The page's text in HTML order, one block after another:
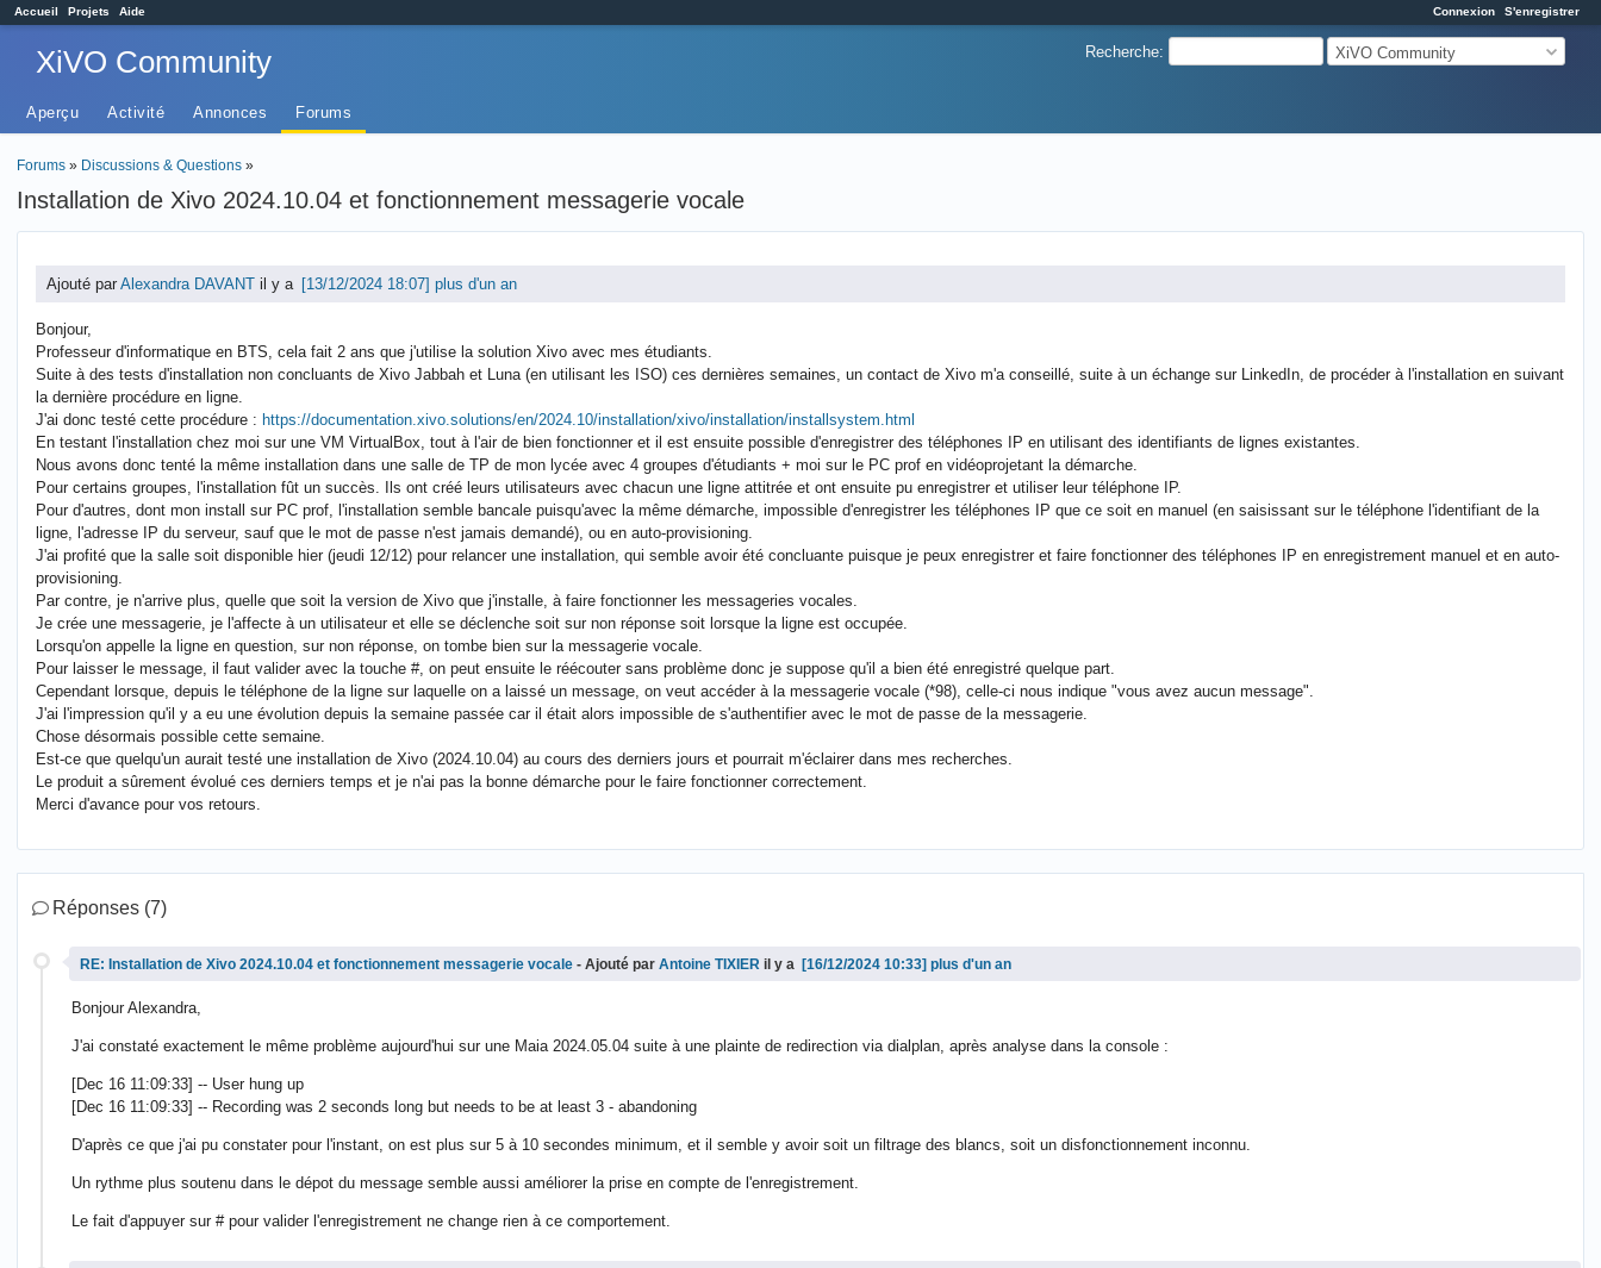
Connexion S'enregistrer
Accueil Projets Aide
Recherche: XiVO Community
XiVO Community
Aperçu Activité Annonces Forums
Forums » Discussions & Questions »
Installation de Xivo 2024.10.04 et fonctionnement messagerie vocale
Ajouté par Alexandra DAVANT il y a plus d'un an
Bonjour,
Professeur d'informatique en BTS, cela fait 2 ans que j'utilise la solution Xivo avec mes étudiants.
Suite à des tests d'installation non concluants de Xivo Jabbah et Luna (en utilisant les ISO) ces dernières semaines, un contact de Xivo m'a conseillé, suite à un échange sur LinkedIn, de procéder à l'installation en suivant
la dernière procédure en ligne.
J'ai donc testé cette procédure : https://documentation.xivo.solutions/en/2024.10/installation/xivo/installation/installsystem.html
En testant l'installation chez moi sur une VM VirtualBox, tout à l'air de bien fonctionner et il est ensuite possible d'enregistrer des téléphones IP en utilisant des identifiants de lignes existantes.
Nous avons donc tenté la même installation dans une salle de TP de mon lycée avec 4 groupes d'étudiants + moi sur le PC prof en vidéoprojetant la démarche.
Pour certains groupes, l'installation fût un succès. Ils ont créé leurs utilisateurs avec chacun une ligne attitrée et ont ensuite pu enregistrer et utiliser leur téléphone IP.
Pour d'autres, dont mon install sur PC prof, l'installation semble bancale puisqu'avec la même démarche, impossible d'enregistrer les téléphones IP que ce soit en manuel (en saisissant sur le téléphone l'identifiant de la
ligne, l'adresse IP du serveur, sauf que le mot de passe n'est jamais demandé), ou en auto-provisioning.
J'ai profité que la salle soit disponible hier (jeudi 12/12) pour relancer une installation, qui semble avoir été concluante puisque je peux enregistrer et faire fonctionner des téléphones IP en enregistrement manuel et en auto-
provisioning.
Par contre, je n'arrive plus, quelle que soit la version de Xivo que j'installe, à faire fonctionner les messageries vocales.
Je crée une messagerie, je l'affecte à un utilisateur et elle se déclenche soit sur non réponse soit lorsque la ligne est occupée.
Lorsqu'on appelle la ligne en question, sur non réponse, on tombe bien sur la messagerie vocale.
Pour laisser le message, il faut valider avec la touche #, on peut ensuite le réécouter sans problème donc je suppose qu'il a bien été enregistré quelque part.
Cependant lorsque, depuis le téléphone de la ligne sur laquelle on a laissé un message, on veut accéder à la messagerie vocale (*98), celle-ci nous indique "vous avez aucun message".
J'ai l'impression qu'il y a eu une évolution depuis la semaine passée car il était alors impossible de s'authentifier avec le mot de passe de la messagerie.
Chose désormais possible cette semaine.
Est-ce que quelqu'un aurait testé une installation de Xivo (2024.10.04) au cours des derniers jours et pourrait m'éclairer dans mes recherches.
Le produit a sûrement évolué ces derniers temps et je n'ai pas la bonne démarche pour le faire fonctionner correctement.
Merci d'avance pour vos retours.
Réponses (7)
RE: Installation de Xivo 2024.10.04 et fonctionnement messagerie vocale - Ajouté par Antoine TIXIER il y a plus d'un an
Bonjour Alexandra,
J'ai constaté exactement le même problème aujourd'hui sur une Maia 2024.05.04 suite à une plainte de redirection via dialplan, après analyse dans la console :
[Dec 16 11:09:33] -- User hung up
[Dec 16 11:09:33] -- Recording was 2 seconds long but needs to be at least 3 - abandoning
D'après ce que j'ai pu constater pour l'instant, on est plus sur 5 à 10 secondes minimum, et il semble y avoir soit un filtrage des blancs, soit un disfonctionnement inconnu.
Un rythme plus soutenu dans le dépot du message semble aussi améliorer la prise en compte de l'enregistrement.
Le fait d'appuyer sur # pour valider l'enregistrement ne change rien à ce comportement.